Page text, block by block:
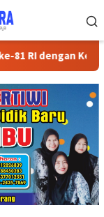
Kegiatan